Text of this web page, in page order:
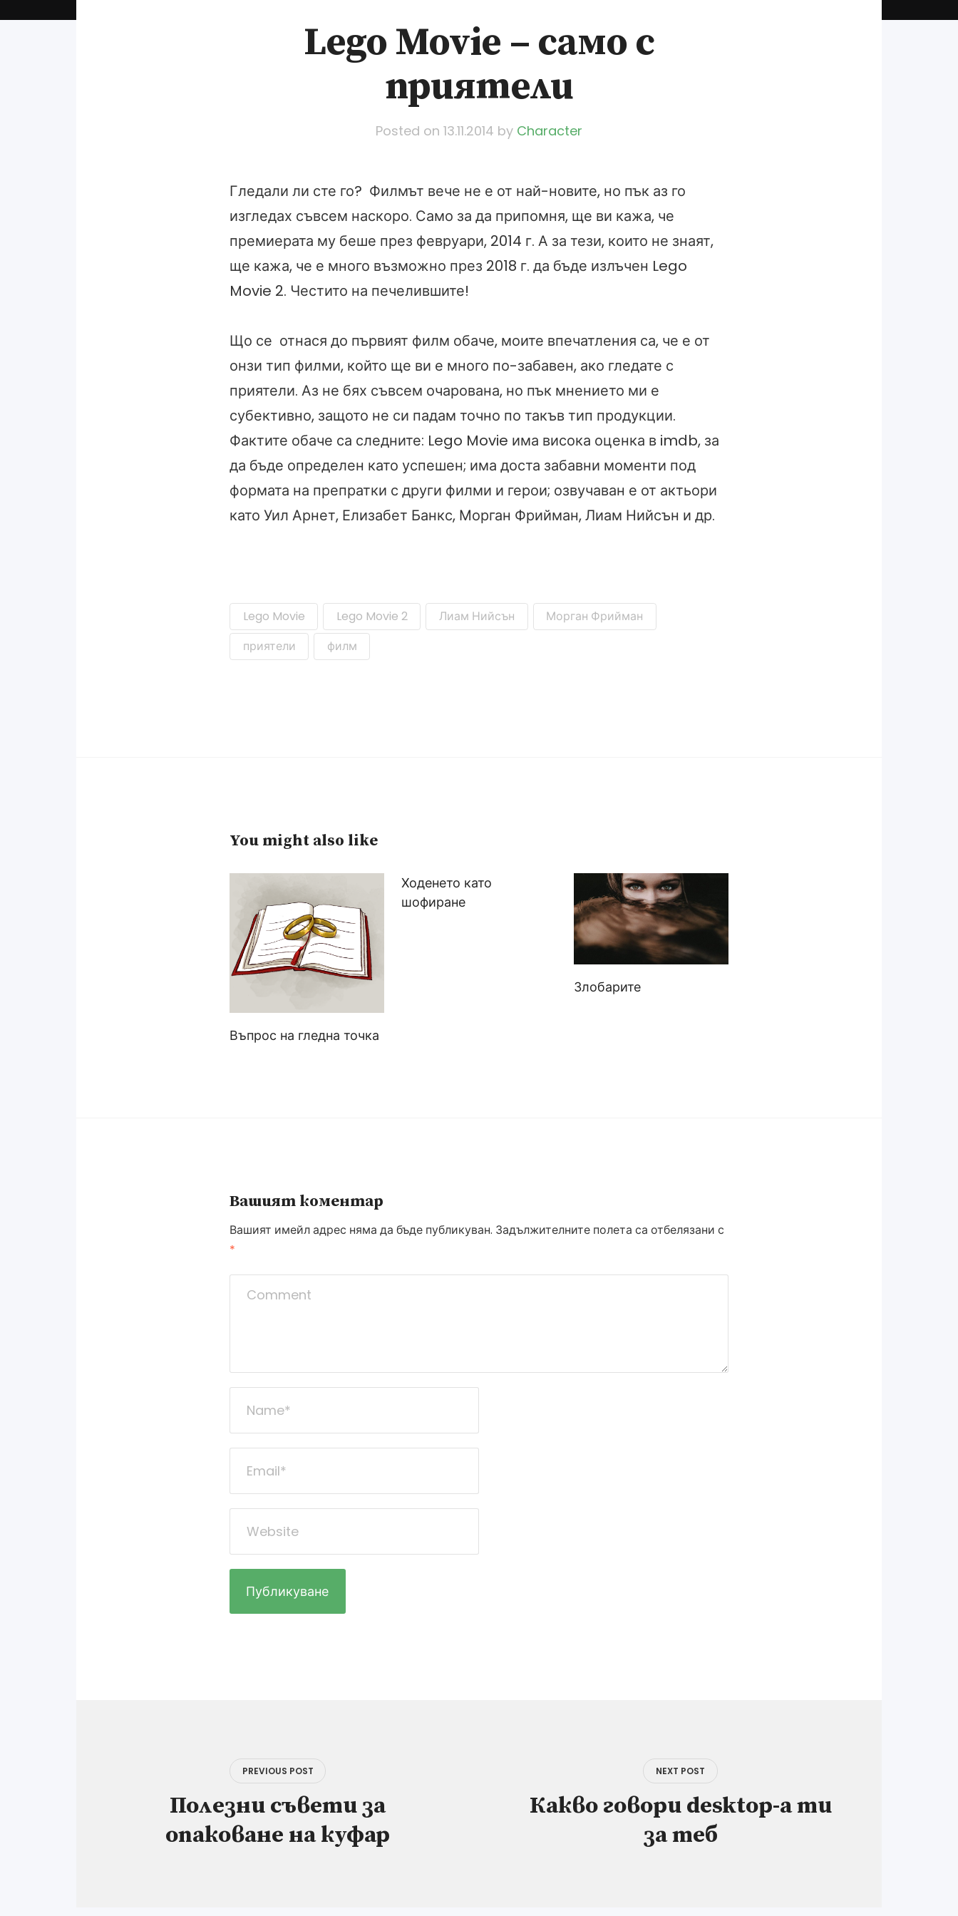
Lego Movie – само с
приятели
Posted on 13.11.2014 by Character
Гледали ли сте го? Филмът вече не е от най-новите, но пък аз го
изгледах съвсем наскоро. Само за да припомня, ще ви кажа, че
премиерата му беше през февруари, 2014 г. А за тези, които не знаят,
ще кажа, че е много възможно през 2018 г. да бъде излъчен Lego
Movie 2. Честито на печелившите!
Що се отнася до първият филм обаче, моите впечатления са, че е от
онзи тип филми, който ще ви е много по-забавен, ако гледате с
приятели. Аз не бях съвсем очарована, но пък мнението ми е
субективно, защото не си падам точно по такъв тип продукции.
Фактите обаче са следните: Lego Movie има висока оценка в imdb, за
да бъде определен като успешен; има доста забавни моменти под
формата на препратки с други филми и герои; озвучаван е от актьори
като Уил Арнет, Елизабет Банкс, Морган Фрийман, Лиам Нийсън и др.
Lego Movie Lego Movie 2 Лиам Нийсън
Морган Фрийман
приятели
филм
You might also like
Въпрос на гледна точка
Ходенето като
шофиране
Злобарите
Вашият коментар
Вашият имейл адрес няма да бъде публикуван. Задължителните полета са отбелязани с
*
PREVIOUS POST
Полезни съвети за
опаковане на куфар
NEXT POST
Какво говори desktop-а ти
за теб